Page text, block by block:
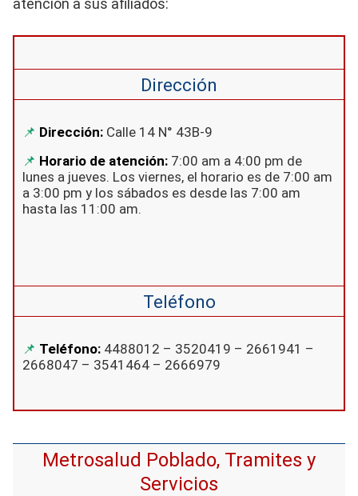
atención a sus afiliados:
Dirección
Dirección: Calle 14 N° 43B-9
Horario de atención: 7:00 am a 4:00 pm de
lunes a jueves. Los viernes, el horario es de 7:00 am
a 3:00 pm y los sábados es desde las 7:00 am
hasta las 11:00 am.
Teléfono
Teléfono: 4488012 – 3520419 – 2661941 –
2668047 – 3541464 – 2666979
Metrosalud Poblado, Tramites y
Servicios